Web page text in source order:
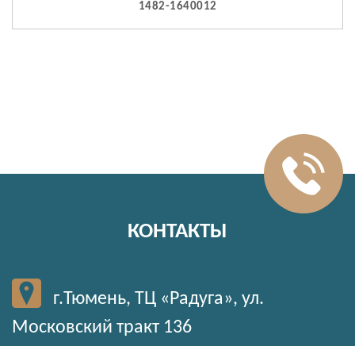
1482-1640012
КОНТАКТЫ
г.Тюмень, ТЦ «Радуга», ул.
Московский тракт 136